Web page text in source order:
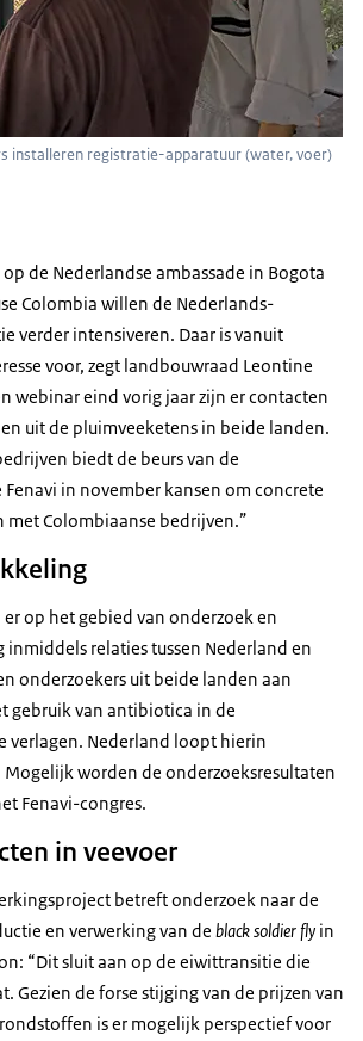
installeren registratie-apparatuur (water, voer)
de Nederlandse ambassade in Bogota
Colombia willen de Nederlands-
verder intensiveren. Daar is vanuit
voor, zegt landbouwraad Leontine
webinar eind vorig jaar zijn er contacten
uit de pluimveeketens in beide landen.
biedt de beurs van de
in november kansen om concrete
met Colombiaanse bedrijven.”
er op het gebied van onderzoek en
relaties tussen Nederland en
onderzoekers uit beide landen aan
gebruik van antibiotica in de
verlagen. Nederland loopt hierin
worden de onderzoeksresultaten
Fenavi-congres.
in veevoer
betreft onderzoek naar de
en verwerking van de black soldier fly in
“Dit sluit aan op de eiwittransitie die
Gezien de forse stijging van de prijzen van
is er mogelijk perspectief voor